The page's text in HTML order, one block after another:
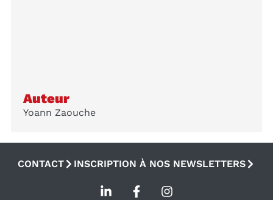
Auteur
Yoann Zaouche
CONTACT INSCRIPTION À NOS NEWSLETTERS